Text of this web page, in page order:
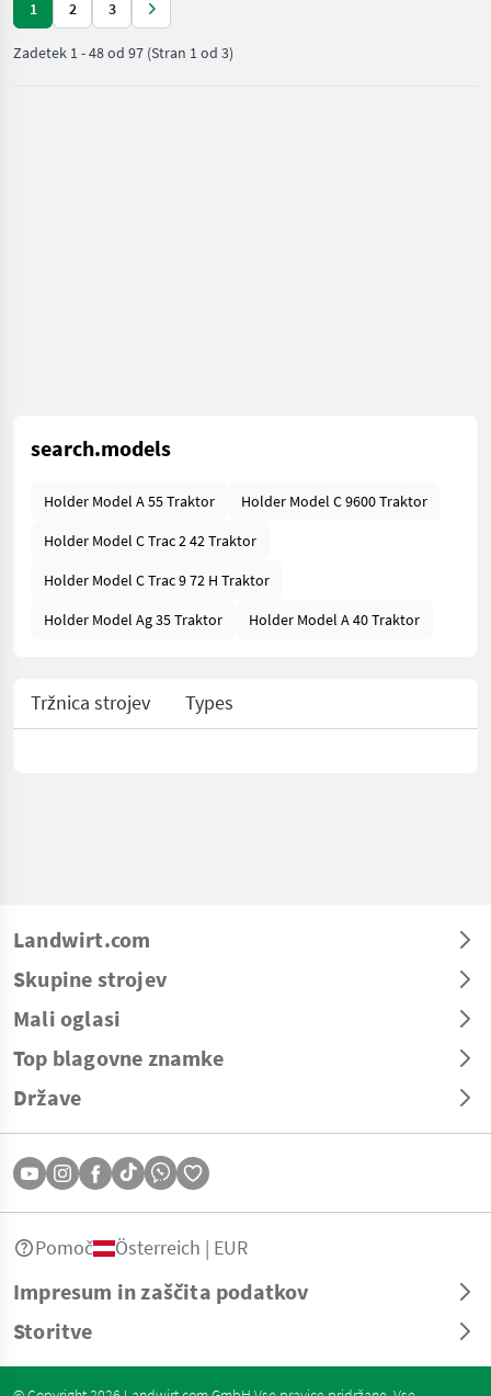
1 2 3
Zadetek 1-48od 97 (Stran 1 od 3)
search.models
Holder Model A 55 Traktor
Holder Model C 9600 Traktor
Holder Model C Trac 2 42 Traktor
Holder Model C Trac 9 72 H Traktor
Holder Model Ag 35 Traktor
Holder Model A 40 Traktor
Tržnica strojev Types
Landwirt.com
Skupine strojev
Mali oglasi
Top blagovne znamke
Države
Impresum in zaščita podatkov
Storitve
Pomoč Österreich | EUR